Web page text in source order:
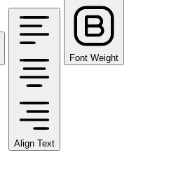
Align Text
Font Weight